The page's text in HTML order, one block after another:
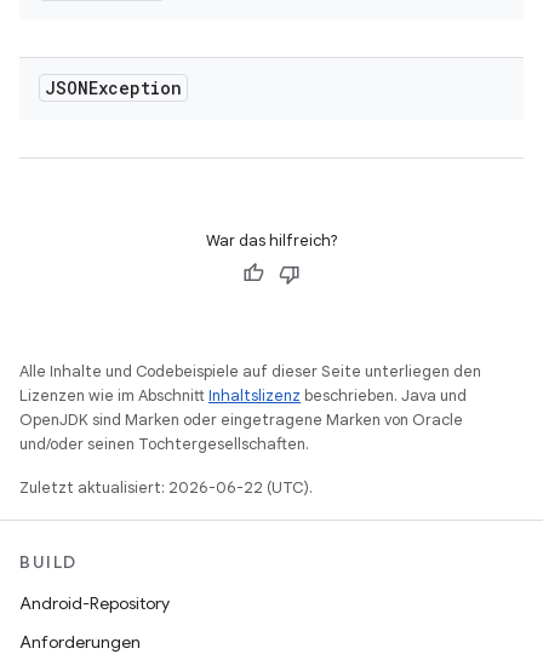
JSONException
War das hilfreich?
Alle Inhalte und Codebeispiele auf dieser Seite unterliegen den
Lizenzen wie im AbschnittInhaltslizenz beschrieben. Java und
OpenJDK sind Marken oder eingetragene Marken von Oracle
und/oder seinen Tochtergesellschaften.
Zuletzt aktualisiert: 2026-06-22 (UTC).
BUILD
Android-Repository
Anforderungen